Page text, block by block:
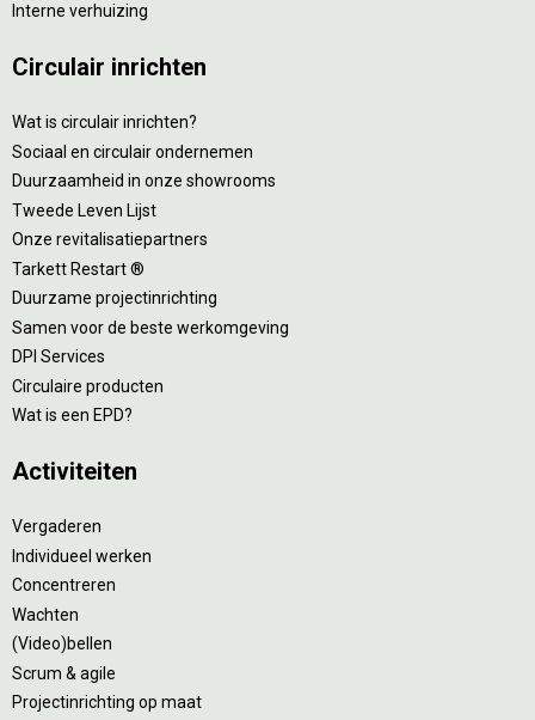
Interne verhuizing
Circulair inrichten
Wat is circulair inrichten?
Sociaal en circulair ondernemen
Duurzaamheid in onze showrooms
Tweede Leven Lijst
Onze revitalisatiepartners
Tarkett Restart ®
Duurzame projectinrichting
Samen voor de beste werkomgeving
DPI Services
Circulaire producten
Wat is een EPD?
Activiteiten
Vergaderen
Individueel werken
Concentreren
Wachten
(Video)bellen
Scrum & agile
Projectinrichting op maat